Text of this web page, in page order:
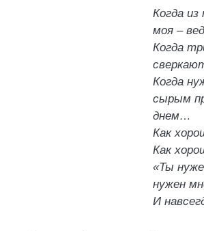
Когда
моя –
Когда
Когда
сырым
днем…
Как
Как
«Ты
нужен
И